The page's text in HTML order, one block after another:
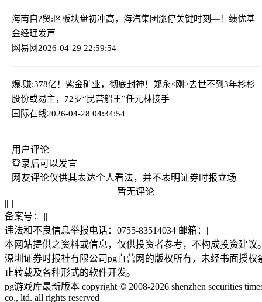
海南自?贸:区板块盘初冲高，海汽集团涨停关键时刻—！绩优基
金经理发声
网易网2026-04-29 22:59:54
爆.赚:378亿！紫金矿业，彻底封神！ 郑永<刚>去世不到3年杉杉
股份或易主，72岁“民营船王”任元林接手
国际在线2026-04-28 04:34:54
用户评论
登录后可以发言
网友评论仅供其表达个人看法，并不表明证券时报立场
暂无评论
|||||
备案号： |||
违法和不良信息举报电话：0755-83514034 邮箱： |
本网站提供之资料或信息，仅供投资者参考，不构成投资建议
深圳证券时报社有限公司pg直营网的版权所有，未经书面授权
止转载及各种形式的软件开发。
pg游戏库最新版本 copyright © 2008-2026 shenzhen securities
co., ltd. all rights reserved